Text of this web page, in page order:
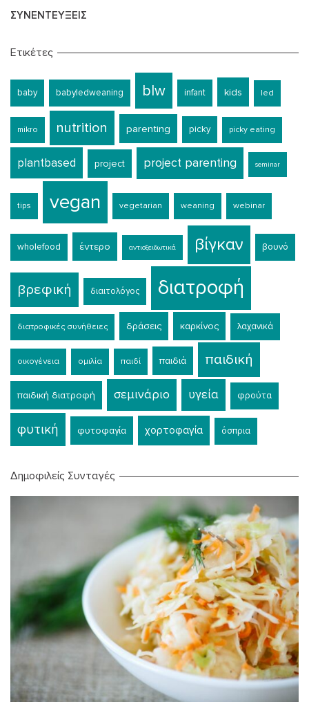
ΣΥΝΕΝΤΕΎΞΕΙΣ
Ετικέτες
baby babyledweaning blw infant kids led
mikro nutrition parenting picky picky eating
plantbased project project parenting seminar
tips vegan vegetarian weaning webinar
wholefood έντερο αντιοξειδωτικά βίγκαν βουνό
βρεφική διαιτολόγος διατροφή
διατροφικές συνήθειες δράσεις καρκίνος λαχανικά
οικογένεια ομιλία παιδί παιδιά παιδική
παιδική διατροφή σεμινάριο υγεία φρούτα
φυτική φυτοφαγία χορτοφαγία όσπρια
Δημοφιλείς Συνταγές